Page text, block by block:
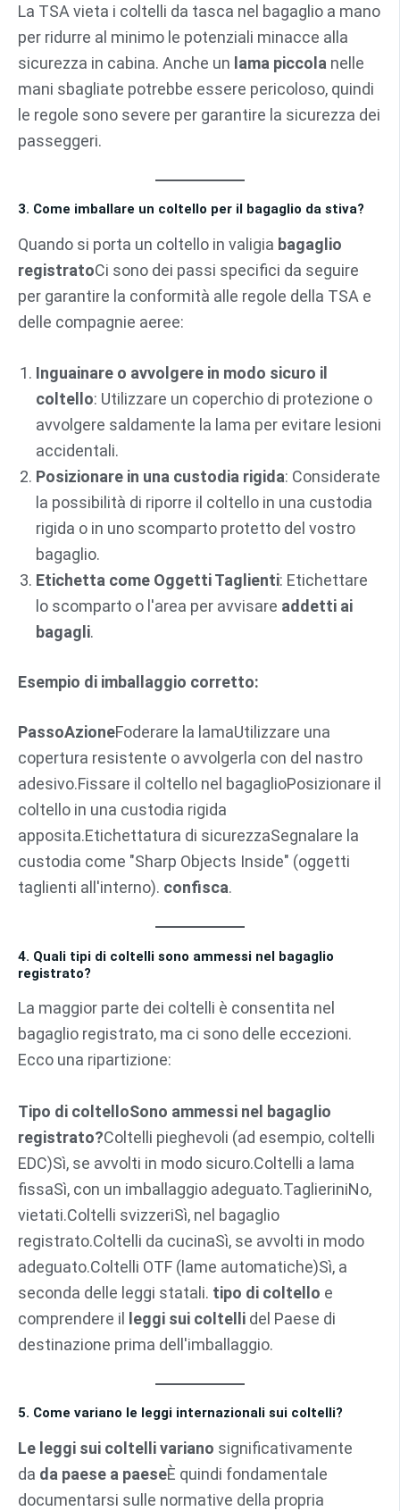
La TSA vieta i coltelli da tasca nel bagaglio a mano
per ridurre al minimo le potenziali minacce alla
sicurezza in cabina. Anche un lama piccola nelle
mani sbagliate potrebbe essere pericoloso, quindi
le regole sono severe per garantire la sicurezza dei
passeggeri.
3. Come imballare un coltello per il bagaglio da stiva?
Quando si porta un coltello in valigia bagaglio
registratoCi sono dei passi specifici da seguire
per garantire la conformità alle regole della TSA e
delle compagnie aeree:
Inguainare o avvolgere in modo sicuro il
coltello: Utilizzare un coperchio di protezione o
avvolgere saldamente la lama per evitare lesioni
accidentali.
Posizionare in una custodia rigida: Considerate
la possibilità di riporre il coltello in una custodia
rigida o in uno scomparto protetto del vostro
bagaglio.
Etichetta come Oggetti Taglienti: Etichettare
lo scomparto o l'area per avvisare addetti ai
bagagli.
Esempio di imballaggio corretto:
PassoAzioneFoderare la lamaUtilizzare una
copertura resistente o avvolgerla con del nastro
adesivo.Fissare il coltello nel bagaglioPosizionare il
coltello in una custodia rigida
apposita.Etichettatura di sicurezzaSegnalare la
custodia come "Sharp Objects Inside" (oggetti
taglienti all'interno). confisca.
4. Quali tipi di coltelli sono ammessi nel bagaglio
registrato?
La maggior parte dei coltelli è consentita nel
bagaglio registrato, ma ci sono delle eccezioni.
Ecco una ripartizione:
Tipo di coltelloSono ammessi nel bagaglio
registrato?Coltelli pieghevoli (ad esempio, coltelli
EDC)Sì, se avvolti in modo sicuro.Coltelli a lama
fissaSì, con un imballaggio adeguato.TaglieriniNo,
vietati.Coltelli svizzeriSì, nel bagaglio
registrato.Coltelli da cucinaSì, se avvolti in modo
adeguato.Coltelli OTF (lame automatiche)Sì, a
seconda delle leggi statali. tipo di coltello e
comprendere il
leggi sui coltelli del Paese di
destinazione prima dell'imballaggio.
5. Come variano le leggi internazionali sui coltelli?
Le leggi sui coltelli variano significativamente
da da paese a paeseÈ quindi fondamentale
documentarsi sulle normative della propria